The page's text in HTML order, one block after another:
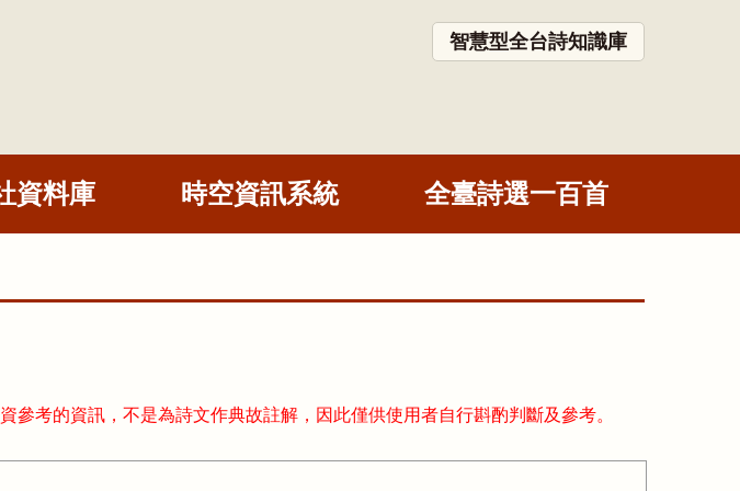
智慧型全台詩知識庫
資料庫 時空資訊系統 全臺詩選一百首
考的資訊，不是為詩文作典故註解，因此僅供使用者自行斟酌判斷及參考。